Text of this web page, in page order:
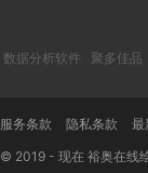
数据分析软件 聚多佳品
服务条款 隐私条款 最
© 2019 - 现在 裕奥在线